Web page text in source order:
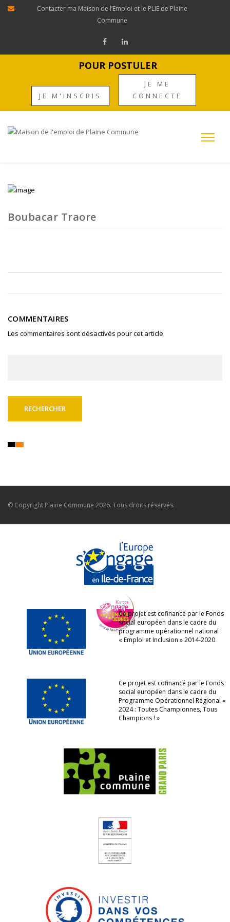
Contacter ma Maison de l’Emploi et le PLIE de Plaine
Commune
POUR POSTULER
JE M'INSCRIS
JE ME
CONNECTE
Boubacar Traore
COMMENTAIRES
Les commentaires sont désactivés pour cet article
© Copyright Plaine Commune 2026. Tous droits réservés.
Ce projet est cofinancé par le Fonds
social européen dans le cadre du
programme opérationnel national
« Emploi et Inclusion » 2014-2020
Ce projet est cofinancé par le Fonds
social européen dans le cadre du
Programme Opérationnel Régional «
2024 : Toutes Championnes, Tous
Champions ! »